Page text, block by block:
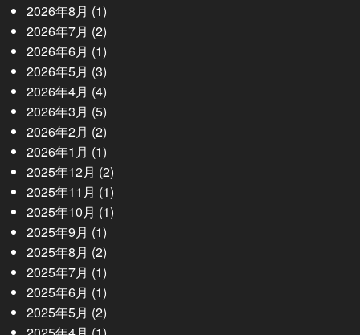
2026年8月 (1)
2026年7月 (2)
2026年6月 (1)
2026年5月 (3)
2026年4月 (4)
2026年3月 (5)
2026年2月 (2)
2026年1月 (1)
2025年12月 (2)
2025年11月 (1)
2025年10月 (1)
2025年9月 (1)
2025年8月 (2)
2025年7月 (1)
2025年6月 (1)
2025年5月 (2)